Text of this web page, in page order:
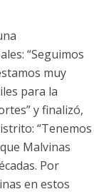
“Seguimos
muy
para la
y finalizó,
“Tenemos
Malvinas
Por
en estos